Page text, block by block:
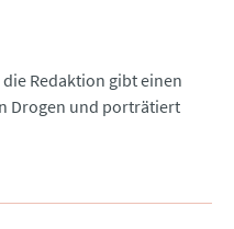
Redaktion gibt einen
Drogen und porträtiert